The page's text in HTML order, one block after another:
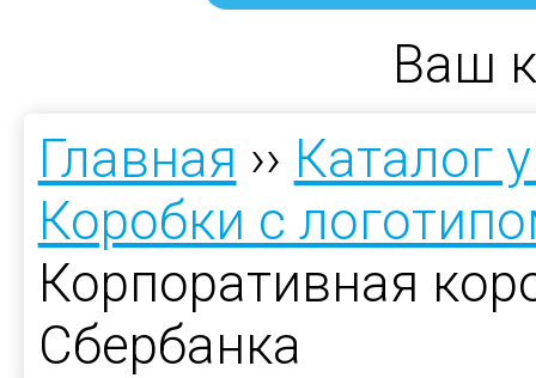
Ваш
Главная ›› Каталог
Коробки с
Корпоративная
Сбербанка